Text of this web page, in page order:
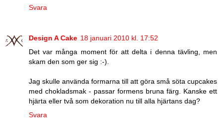
Svara
Design A Cake 18 januari 2010 kl. 17:52
Det var många moment för att delta i denna tävling, men
skam den som ger sig :-).
Jag skulle använda formarna till att göra små söta cupcakes
med chokladsmak - passar formens bruna färg. Kanske ett
hjärta eller två som dekoration nu till alla hjärtans dag?
Svara